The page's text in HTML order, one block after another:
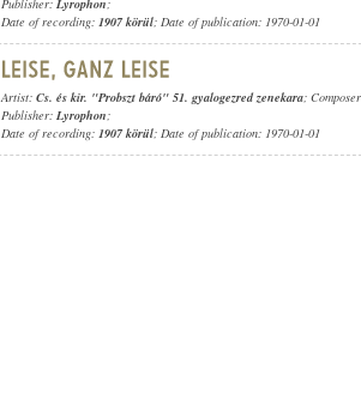
Publisher: Lyrophon;
Date of recording: 1907 körül; Date of publication: 1970-01-01
Artist: Cs. és kir. "Probszt báró" 51. gyalogezred zenekara;
Publisher: Lyrophon;
Date of recording: 1907 körül; Date of publication: 1970-01-01